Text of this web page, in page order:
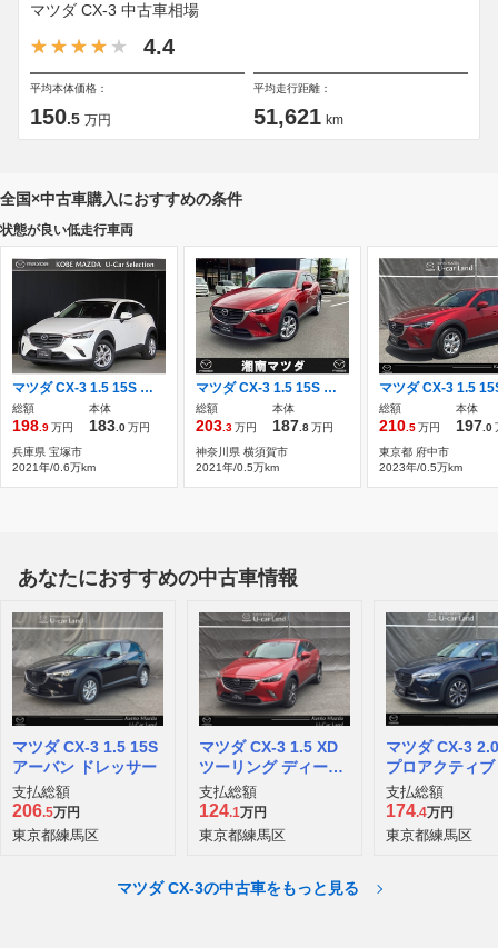
マツダ CX-3 中古車相場
4.4
平均本体価格：
150.5 万円
平均走行距離：
51,621 km
全国×中古車購入におすすめの条件
状態が良い低走行車両
マツダ CX-3 1.5 15S ツーリング 衝突被害軽減ブレーキ/ワンオーナー/禁煙車
総額
198 .9万円
本体
183 .0万円
兵庫県 宝塚市
2021年/0.6万km
マツダ CX-3 1.5 15S ツーリング CD/DVDプレーヤー+地デジ(フルセグ)・360°
総額
203 .3万円
本体
187 .8万円
神奈川県 横須賀市
2021年/0.5万km
総額
210 .5万円
本体
197 .0
東京都 府中市
2023年/0.5万km
あなたにおすすめの中古車情報
マツダ CX-3 1.5 15S
アーバン ドレッサー
支払総額
206.5万円
東京都練馬区
マツダ CX-3 1.5 XD
ツーリング ディーゼ
ルターボ
支払総額
124.1万円
東京都練馬区
マツダ CX-3
プロアクティブ
ッケージ
支払総額
174.4万円
東京都練馬区
マツダ CX-3の中古車をもっと見る